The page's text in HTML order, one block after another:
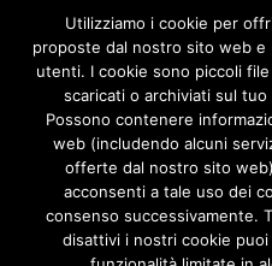
POLIFARMA BENESSERE S.R.L
Utilizziamo i cookie per
proposte dal nostro sito web e
utenti. I cookie sono piccoli
scaricati o archiviati sul
Possono contenere
web (includendo alcuni
offerte dal nostro sito
acconsenti a tale uso dei
consenso successivamente.
disattivi i nostri cookie